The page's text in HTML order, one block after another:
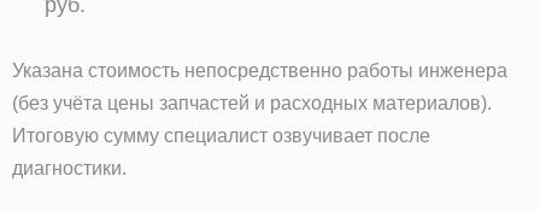
Указана стоимость непосредственно работы инженера
(без учёта цены запчастей и расходных материалов).
Итоговую сумму специалист озвучивает после
диагностики.